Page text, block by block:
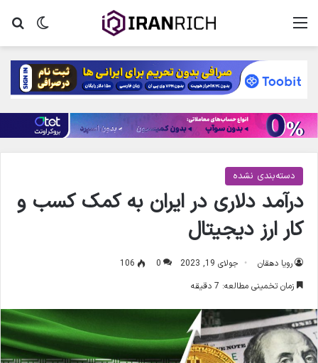
تغییر منو
دسته‌بندی نشده
درآمد دلاری در ایران به کمک کسب و
کار ارز دیجیتال
رویا دهقان جولای 19, 2023 0
106
زمان تخمینی مطالعه: 7 دقیقه